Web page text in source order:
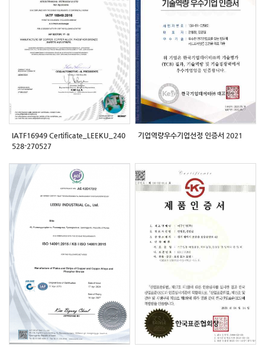
IATF16949 Certificate_LEEKU_240
528-270527
기업역량우수기업선정 인증서 2021